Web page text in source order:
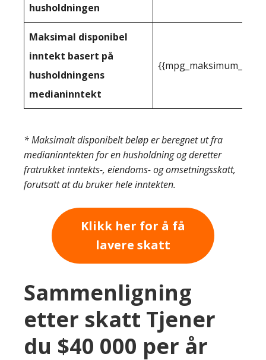
husholdningen
Maksimal disponibel
inntekt basert på
husholdningens
medianinntekt
* Maksimalt disponibelt beløp er beregnet ut fra
medianinntekten for en husholdning og deretter
fratrukket inntekts-, eiendoms- og omsetningsskatt,
forutsatt at du bruker hele inntekten.
Klikk her for å få
lavere skatt
Sammenligning
etter skatt Tjener
du $40 000 per år